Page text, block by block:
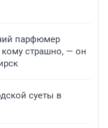
парфюмер
кому страшно, — он
суеты в